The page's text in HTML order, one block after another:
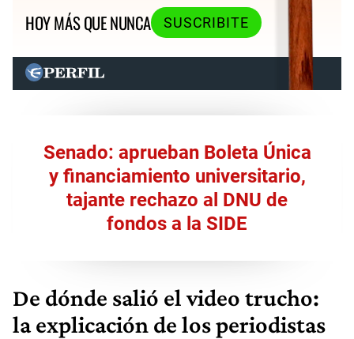
HOY MÁS QUE NUNCA
SUSCRIBITE
Senado: aprueban Boleta Única
y financiamiento universitario,
tajante rechazo al DNU de
fondos a la SIDE
De dónde salió el video trucho:
la explicación de los periodistas